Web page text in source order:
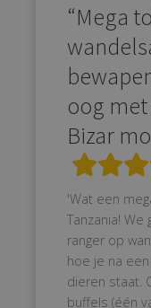
“Mega
oog
Bizar
'Wat een
Tanzania!
ranger op
hoe je na
dieren staat.
buffels (één